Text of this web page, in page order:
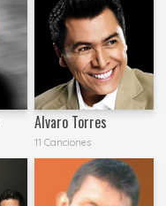
Alvaro Torres
11 Canciones